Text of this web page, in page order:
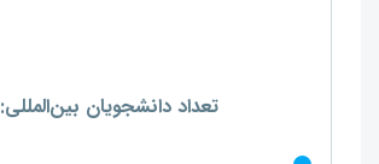
تعداد دانشجویان بین‌المللی: